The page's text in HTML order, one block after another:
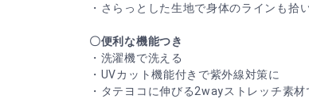
・さらっとした生地で身体のラインも拾
〇便利な機能つき
・洗濯機で洗える
・UVカット機能付きで紫外線対策に
・タテヨコに伸びる2wayストレッチ素